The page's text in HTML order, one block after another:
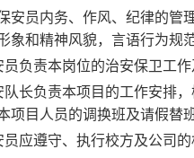
安员内务、作风、纪律的管
象和精神风貌，言语行为规
员负责本岗位的治安保卫工作
队长负责本项目的工作安排
项目人员的调换班及请假替
员应遵守、执行校方及公司的